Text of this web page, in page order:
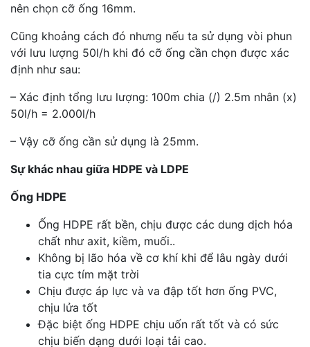
nên chọn cỡ ống 16mm.
Cũng khoảng cách đó nhưng nếu ta sử dụng vòi phun
với lưu lượng 50l/h khi đó cỡ ống cần chọn được xác
định như sau:
– Xác định tổng lưu lượng: 100m chia (/) 2.5m nhân (x)
50l/h = 2.000l/h
– Vậy cỡ ống cần sử dụng là 25mm.
Sự khác nhau giữa HDPE và LDPE
Ống HDPE
Ống HDPE rất bền, chịu được các dung dịch hóa
chất như axit, kiềm, muối..
Không bị lão hóa về cơ khí khi để lâu ngày dưới
tia cực tím mặt trời
Chịu được áp lực và va đập tốt hơn ống PVC,
chịu lửa tốt
Đặc biệt ống HDPE chịu uốn rất tốt và có sức
chịu biến dạng dưới loại tải cao.